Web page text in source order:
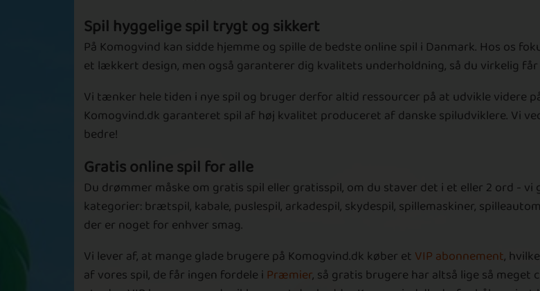
Spil hyggelige spil trygt og sikkert
På Komogvind kan sidde hjemme og spille de bedste online spil i Danmark. Hos os
et lækkert design, men også garanterer dig kvalitets underholdning, så du virkelig
Vi tænker hele tiden i nye spil og bruger derfor altid ressourcer på at udvikle videre
Komogvind.dk garanteret spil af høj kvalitet produceret af danske spiludviklere. Vi
bedre!
Gratis online spil for alle
Du drømmer måske om gratis spil eller gratisspil, om du staver det i et eller 2 ord -
kategorier: brætspil, kabale, puslespil, arkadespil, skydespil, spillemaskiner,
der er noget for enhver smag.
Vi lever af, at mange glade brugere på Komogvind.dk køber et VIP abonnement,
af vores spil, de får ingen fordele i Præmier, så gratis brugere har altså lige så meget